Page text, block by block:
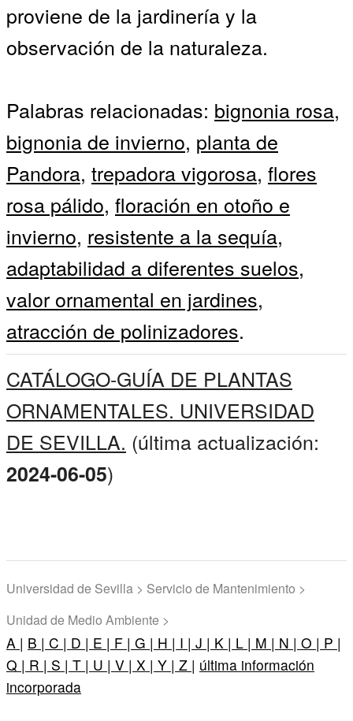
proviene de la jardinería y la
observación de la naturaleza.
Palabras relacionadas: bignonia rosa,
bignonia de invierno, planta de
Pandora, trepadora vigorosa, flores
rosa pálido, floración en otoño e
invierno, resistente a la sequía,
adaptabilidad a diferentes suelos,
valor ornamental en jardines,
atracción de polinizadores.
CATÁLOGO-GUÍA DE PLANTAS
ORNAMENTALES. UNIVERSIDAD
DE SEVILLA. (última actualización:
2024-06-05)
Universidad de Sevilla > Servicio de Mantenimiento >
Unidad de Medio Ambiente >
A | B | C | D | E | F | G | H | I | J | K | L | M | N | O | P |
Q | R | S | T | U | V | X | Y | Z | última información
incorporada